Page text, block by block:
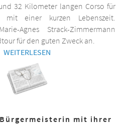
32 Kilometer langen Corso für
mit einer kurzen Lebenszeit.
Agnes Strack-Zimmermann
für den guten Zweck an.
WEITERLESEN
mit ihrer